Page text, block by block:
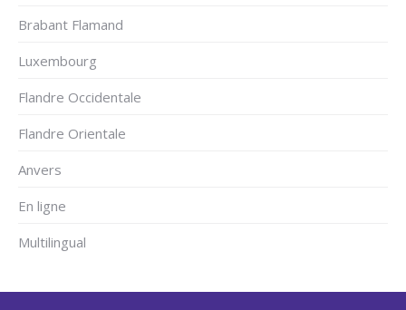
Brabant Flamand
Luxembourg
Flandre Occidentale
Flandre Orientale
Anvers
En ligne
Multilingual